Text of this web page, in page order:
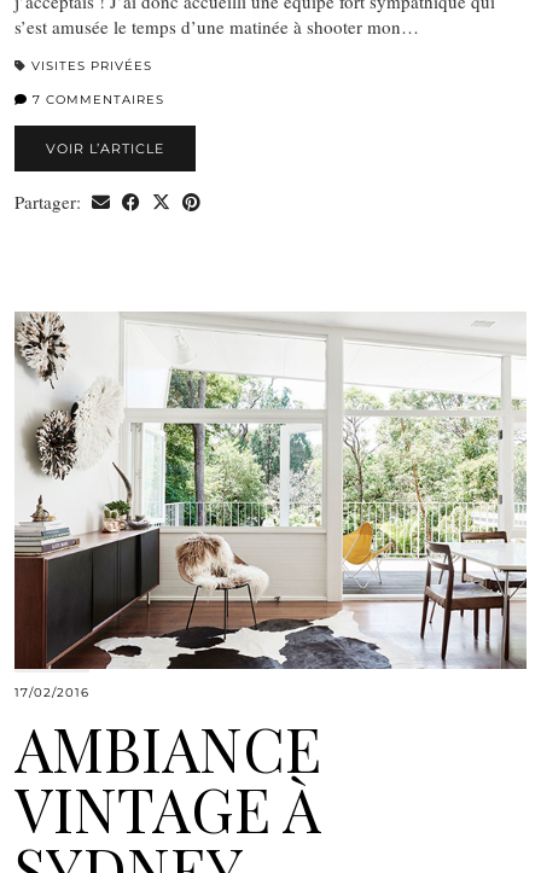
s’est amusée le temps d’une matinée à shooter mon…
VISITES PRIVÉES
7 COMMENTAIRES
VOIR L’ARTICLE
Partager:
17/02/2016
AMBIANCE
VINTAGE À